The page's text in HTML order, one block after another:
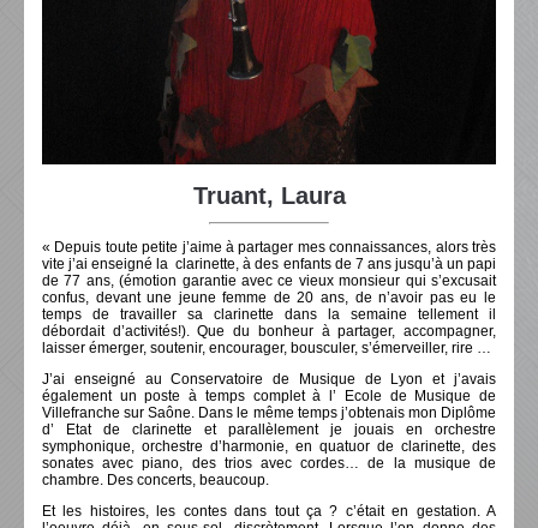
Truant, Laura
« Depuis toute petite j’aime à partager mes connaissances, alors très
vite j’ai enseigné la clarinette, à des enfants de 7 ans jusqu’à un papi
de 77 ans, (émotion garantie avec ce vieux monsieur qui s’excusait
confus, devant une jeune femme de 20 ans, de n’avoir pas eu le
temps de travailler sa clarinette dans la semaine tellement il
débordait d’activités!). Que du bonheur à partager, accompagner,
laisser émerger, soutenir, encourager, bousculer, s’émerveiller, rire …
J’ai enseigné au Conservatoire de Musique de Lyon et j’avais
également un poste à temps complet à l’ Ecole de Musique de
Villefranche sur Saône. Dans le même temps j’obtenais mon Diplôme
d’ Etat de clarinette et parallèlement je jouais en orchestre
symphonique, orchestre d’harmonie, en quatuor de clarinette, des
sonates avec piano, des trios avec cordes… de la musique de
chambre. Des concerts, beaucoup.
Et les histoires, les contes dans tout ça ? c’était en gestation. A